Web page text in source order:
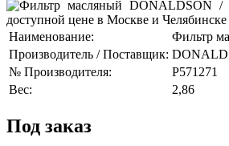
Наименование:
Фильтр
Производитель / Поставщик:
№ Производителя:
P571271
Вес:
2,86
Под заказ